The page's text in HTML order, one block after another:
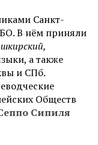
Санкт-
В нём приняли
а также
и СПб.
Обществ
Сипиля